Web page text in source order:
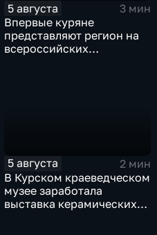
5 августа
3 мин
Впервые куряне
представляют регион на
всероссийских
5 августа
2 мин
В Курском краеведческом
музее заработала
выставка керамических